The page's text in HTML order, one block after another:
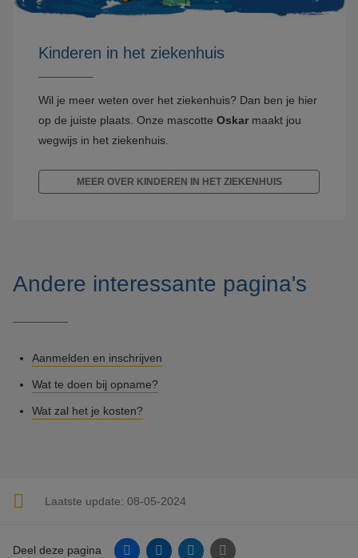
Kinderen in het ziekenhuis
Wil je meer weten over het ziekenhuis? Dan ben je hier
op de juiste plaats. Onze mascotte Oskar maakt jou
wegwijs in het ziekenhuis.
MEER OVER KINDEREN IN HET ZIEKENHUIS
Andere interessante pagina's
Aanmelden en inschrijven
Wat te doen bij opname?
Wat zal het je kosten?
Laatste update: 08-05-2024
Deel deze pagina FacebookLinkedinTwitter E-mail